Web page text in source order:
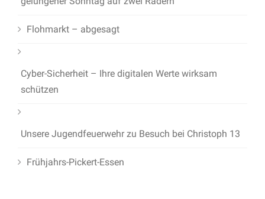
Flohmarkt – abgesagt
Cyber-Sicherheit – Ihre digitalen Werte wirksam
schützen
Unsere Jugendfeuerwehr zu Besuch bei Christoph 13
Frühjahrs-Pickert-Essen